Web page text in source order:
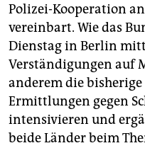
unterstützen
abo
genossenschaft
epaper login
Polizei-Kooperation
vereinbart. Wie das
Dienstag in Berlin
Verständigungen auf
anderem die
Ermittlungen gegen
intensivieren und
beide Länder beim